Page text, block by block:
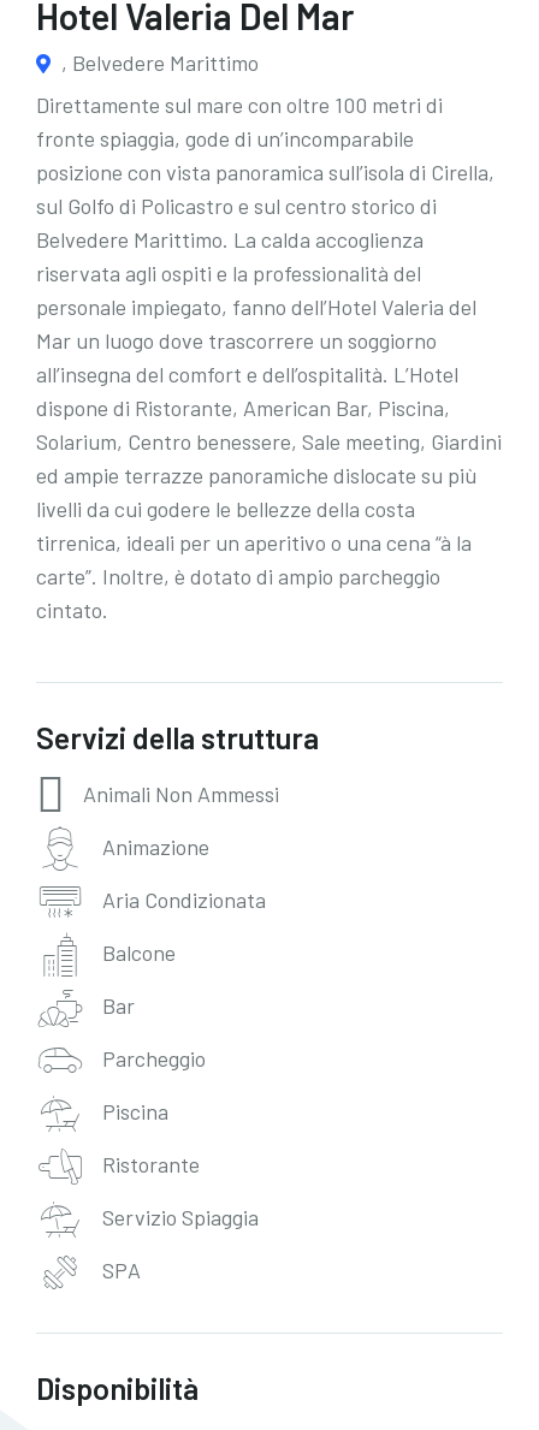
Hotel Valeria Del Mar
, Belvedere Marittimo
Direttamente sul mare con oltre 100 metri di
fronte spiaggia, gode di un’incomparabile
posizione con vista panoramica sull’isola di Cirella,
sul Golfo di Policastro e sul centro storico di
Belvedere Marittimo. La calda accoglienza
riservata agli ospiti e la professionalità del
personale impiegato, fanno dell’Hotel Valeria del
Mar un luogo dove trascorrere un soggiorno
all’insegna del comfort e dell’ospitalità. L’Hotel
dispone di Ristorante, American Bar, Piscina,
Solarium, Centro benessere, Sale meeting, Giardini
ed ampie terrazze panoramiche dislocate su più
livelli da cui godere le bellezze della costa
tirrenica, ideali per un aperitivo o una cena “à la
carte”. Inoltre, è dotato di ampio parcheggio
cintato.
Servizi della struttura
Animali Non Ammessi
Animazione
Aria Condizionata
Balcone
Bar
Parcheggio
Piscina
Ristorante
Servizio Spiaggia
SPA
Disponibilità